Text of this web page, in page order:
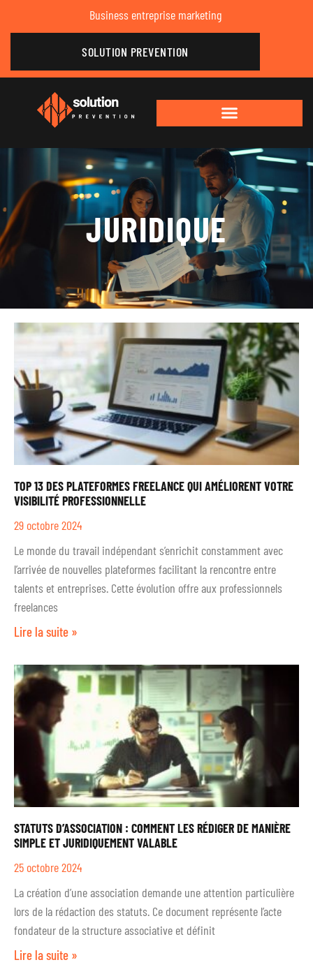
Business entreprise marketing
SOLUTION PREVENTION
JURIDIQUE
TOP 13 DES PLATEFORMES FREELANCE QUI AMÉLIORENT VOTRE
VISIBILITÉ PROFESSIONNELLE
29 octobre 2024
Le monde du travail indépendant s’enrichit constamment avec
l’arrivée de nouvelles plateformes facilitant la rencontre entre
talents et entreprises. Cette évolution offre aux professionnels
freelances
Lire la suite »
STATUTS D’ASSOCIATION : COMMENT LES RÉDIGER DE MANIÈRE
SIMPLE ET JURIDIQUEMENT VALABLE
25 octobre 2024
La création d’une association demande une attention particulière
lors de la rédaction des statuts. Ce document représente l’acte
fondateur de la structure associative et définit
Lire la suite »